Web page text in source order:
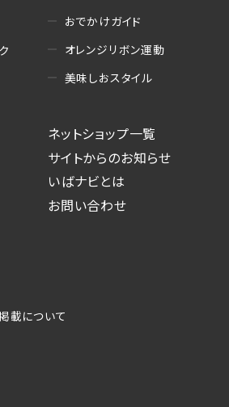
おでかけガイド
オレンジリボン運動
美味しおスタイル
ネットショップ一覧
サイトからのお知らせ
いばナビとは
お問い合わせ
載について